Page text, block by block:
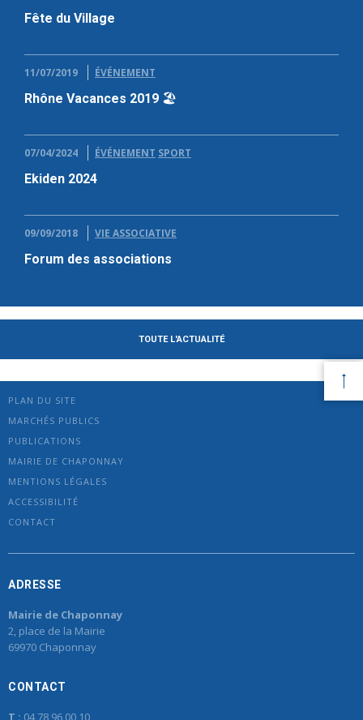
Fête du Village
11/07/2019 ÉVÉNEMENT
Rhône Vacances 2019 🏖
07/04/2024 ÉVÉNEMENT SPORT
Ekiden 2024
09/09/2018 VIE ASSOCIATIVE
Forum des associations
TOUTE L'ACTUALITÉ
PLAN DU SITE
MARCHÉS PUBLICS
PUBLICATIONS
MAIRIE DE CHAPONNAY
MENTIONS LÉGALES
ACCESSIBILITÉ
CONTACT
ADRESSE
Mairie de Chaponnay
2, place de la Mairie
69970 Chaponnay
CONTACT
T : 04 78 96 00 10